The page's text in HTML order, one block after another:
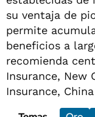
su ventaja de
permite
beneficios a
recomienda
Insurance, New
Insurance,